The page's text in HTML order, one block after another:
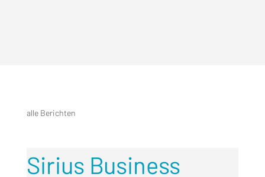
alle Berichten
Sirius Business